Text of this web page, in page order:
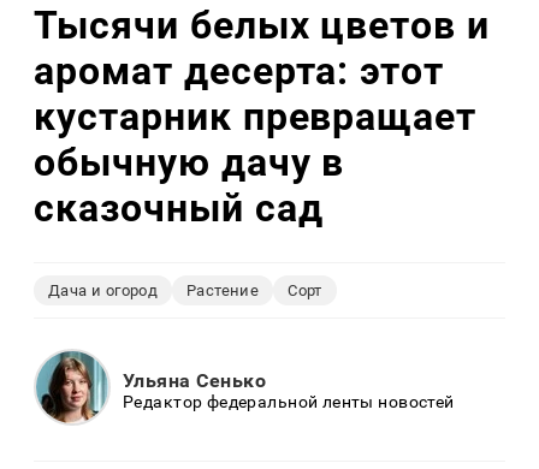
Тысячи белых цветов и
аромат десерта: этот
кустарник превращает
обычную дачу в
сказочный сад
Дача и огород Растение Сорт
Ульяна Сенько
Редактор федеральной ленты новостей